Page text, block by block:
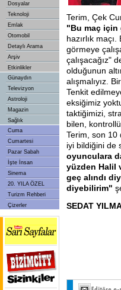
Dosyalar
Teknoloji
Emlak
Otomobil
Detaylı Arama
Arşiv
Etkinlikler
Günaydın
Televizyon
Astroloji
Magazin
Sağlık
Cuma
Cumartesi
Pazar Sabah
İşte İnsan
Sinema
20. YILA ÖZEL
Turizm Rehberi
Çizerler
Terim, Çek
"Bu maç için
hazırlık
görmeye
çalışacağız"
olduğunun
alışmalıyız.
Tenkit
eksiğimiz
taktiğimizi,
bilen,
Terim, son 10
iyi bildiğini de
oyunculara
yüzden Halil
geç alındı
diyebilirim"
SEDAT